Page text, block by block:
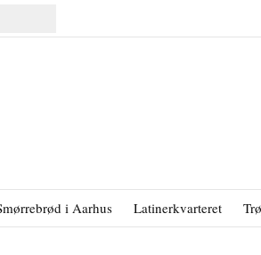
i Aarhus Latinerkvarteret